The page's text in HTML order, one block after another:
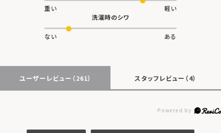
重い
軽い
洗濯時のシワ
ない ある
ユーザーレビュー （261） スタッフレビュー （4）